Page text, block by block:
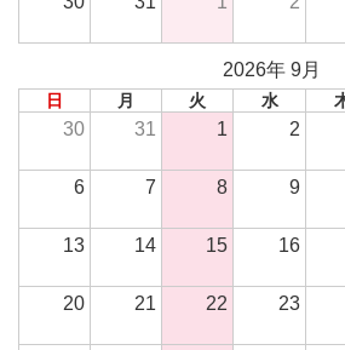
2026年 9月
日 月 火 水
30 31 1 2
6 7 8 9
13 14 15 16
20 21 22 23